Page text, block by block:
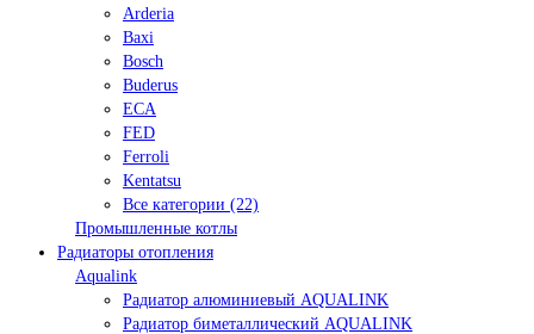
Arderia
Baxi
Bosch
Buderus
ECA
FED
Ferroli
Kentatsu
Все категории (22)
Промышленные котлы
Радиаторы отопления
Aqualink
Радиатор алюминиевый AQUALINK
Радиатор биметаллический AQUALINK